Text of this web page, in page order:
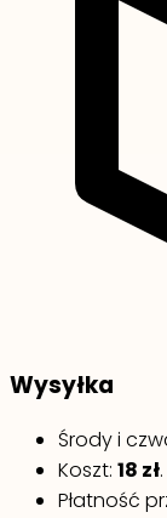
Wysyłka
Środy i
Koszt: 18 zł.
Płatność